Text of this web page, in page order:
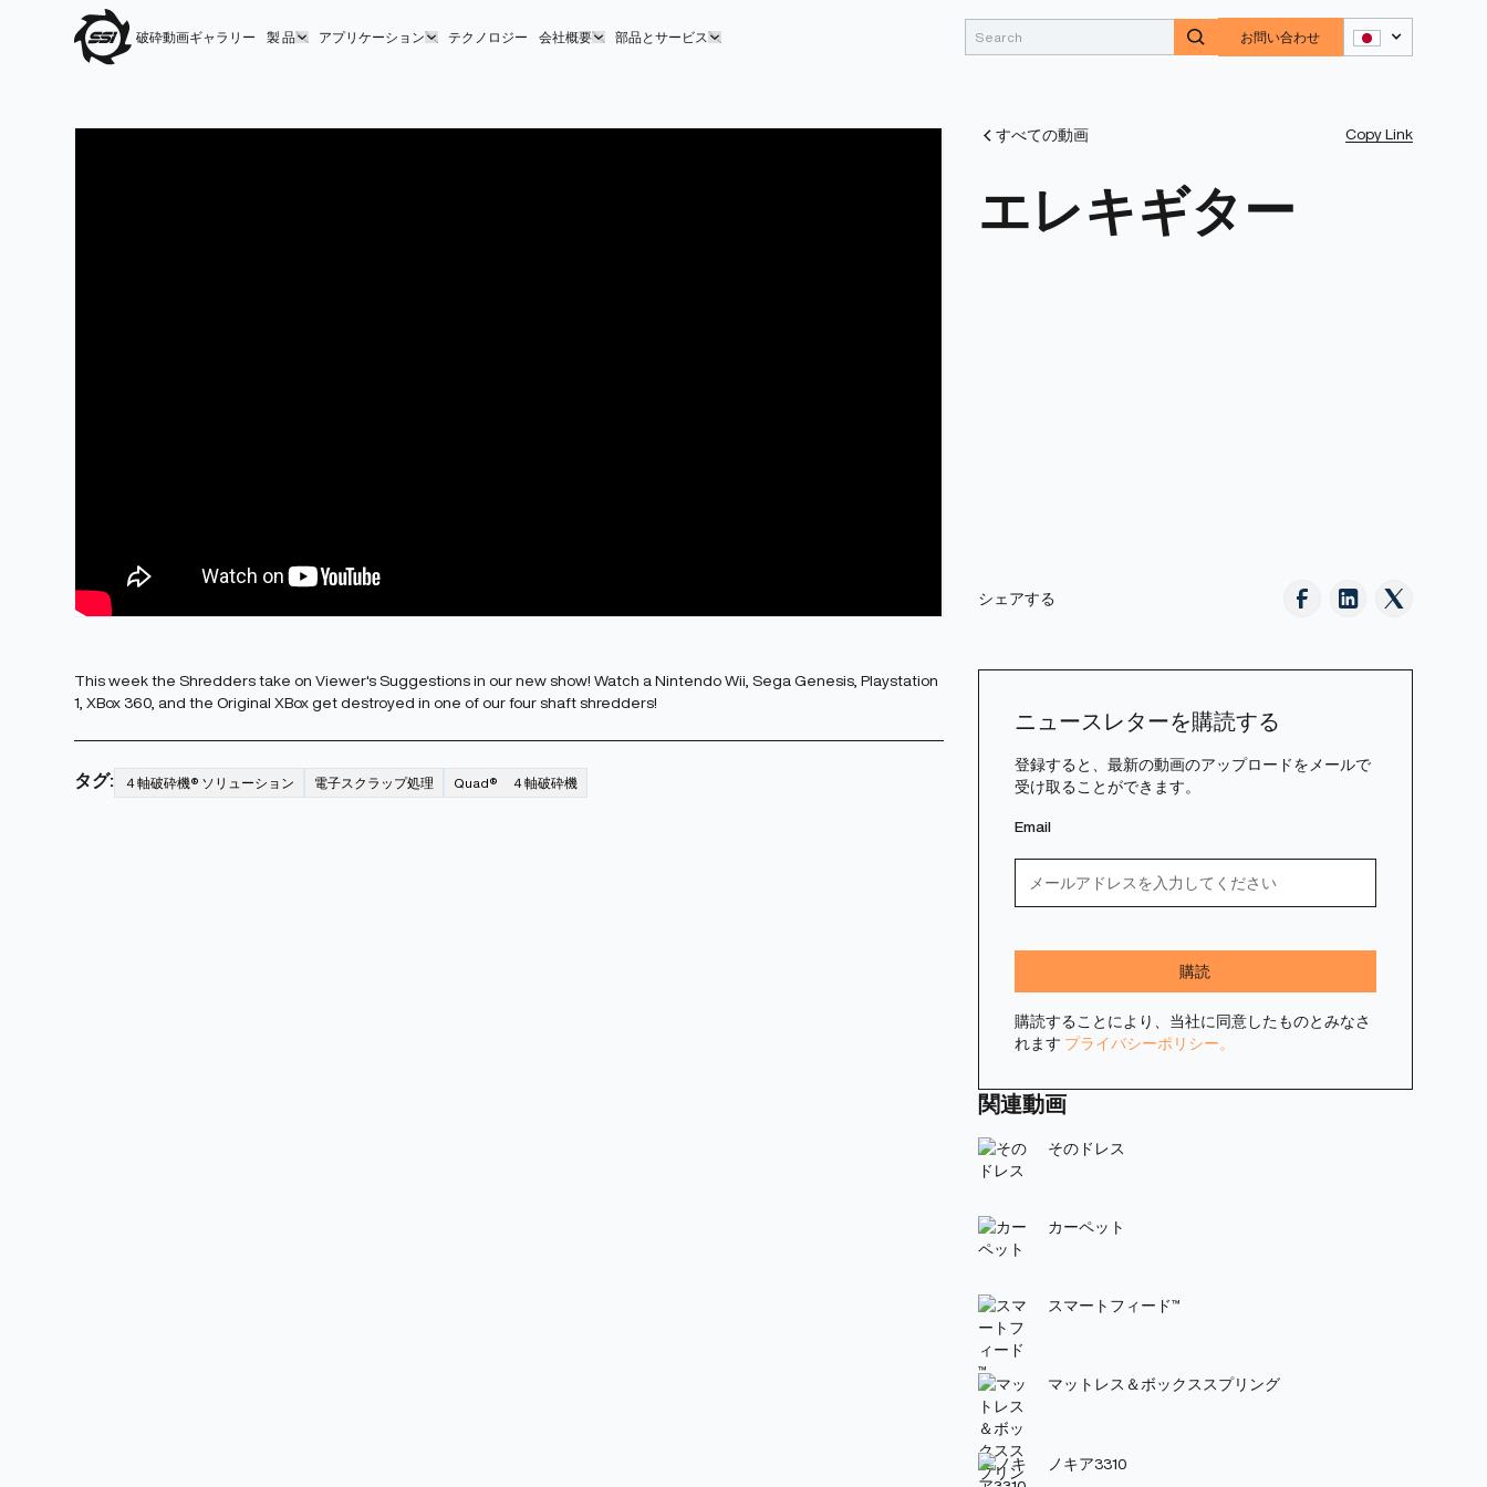
破砕動画ギャラリー 製 品 アプリケーション テクノロジー 会社概要 部品とサービス お問い合わせ
すべての動画 Copy Link
エレキギター
シェアする
This week the Shredders take on Viewer's Suggestions in our new show! Watch a Nintendo Wii, Sega Genesis, Playstation
1, XBox 360, and the Original XBox get destroyed in one of our four shaft shredders!
タグ: ４軸破砕機® ソリューション 電子スクラップ処理 Quad® ４軸破砕機
ニュースレターを購読する
登録すると、最新の動画のアップロードをメールで
受け取ることができます。
Email
購読することにより、当社に同意したものとみなさ
れます プライバシーポリシー。
関連動画
そのドレス
カーペット
スマートフィード™
マットレス＆ボックススプリング
ノキア3310